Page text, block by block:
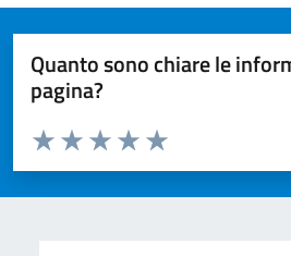
Quanto sono chiare le
pagina?
Valuta da 1 a 5 stelle la pagina
Valuta 5 stelle su 5
Valuta 4 stelle su 5
Valuta 3 stelle su 5
Valuta 2 stelle su 5
Valuta 1 stelle su 5